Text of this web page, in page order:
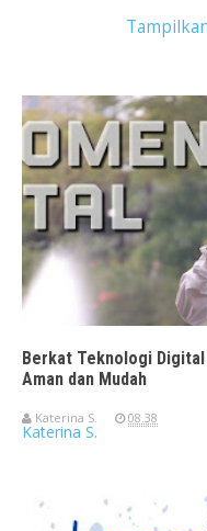
Berkat Teknologi
Aman dan Mudah
Katerina S. 08.38
Katerina S.